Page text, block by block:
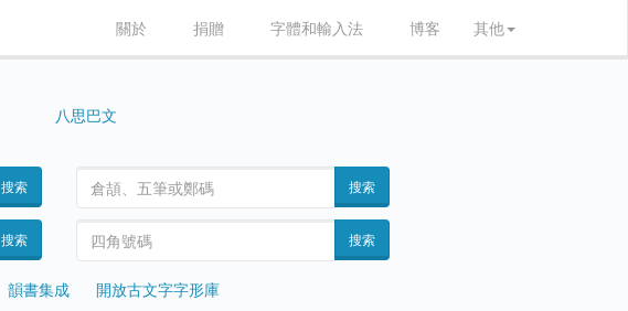
關於 捐贈 字體和輸入法 博客 其他
八思巴文
搜索 搜索
搜索 搜索
韻書集成 開放古文字字形庫